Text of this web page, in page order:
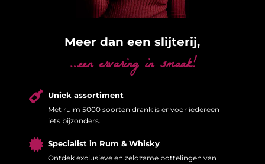
Meer dan een slijterij,
…een ervaring in smaak!
 Uniek assortiment
Met ruim 5000 soorten drank is er voor iedereen
iets bijzonders.
 Specialist in Rum & Whisky
Ontdek exclusieve en zeldzame bottelingen van